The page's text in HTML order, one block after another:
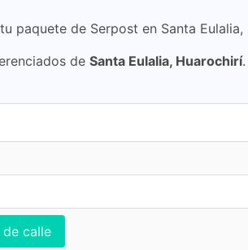
paquete de Serpost en Santa Eulalia,
de Santa Eulalia, Huarochirí
calle